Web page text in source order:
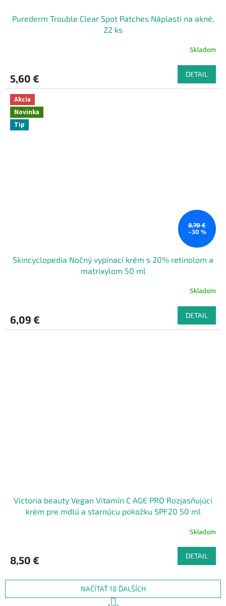
Purederm Trouble Clear Spot Patches Náplasti na akné,
22 ks
Skladom
5,60 € DETAIL
Akcia
Novinka
Tip
8,70 €
–30 %
Skincyclopedia Nočný vypínací krém s 20% retinolom a
matrixylom 50 ml
Skladom
6,09 € DETAIL
Victoria beauty Vegan Vitamín C AGE PRO Rozjasňujúci
krém pre mdlú a starnúcu pokožku SPF20 50 ml
Skladom
8,50 € DETAIL
NAČÍTAŤ 18 ĎALŠÍCH